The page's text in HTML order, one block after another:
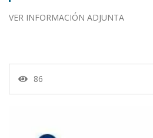
VER INFORMACIÓN ADJUNTA
86